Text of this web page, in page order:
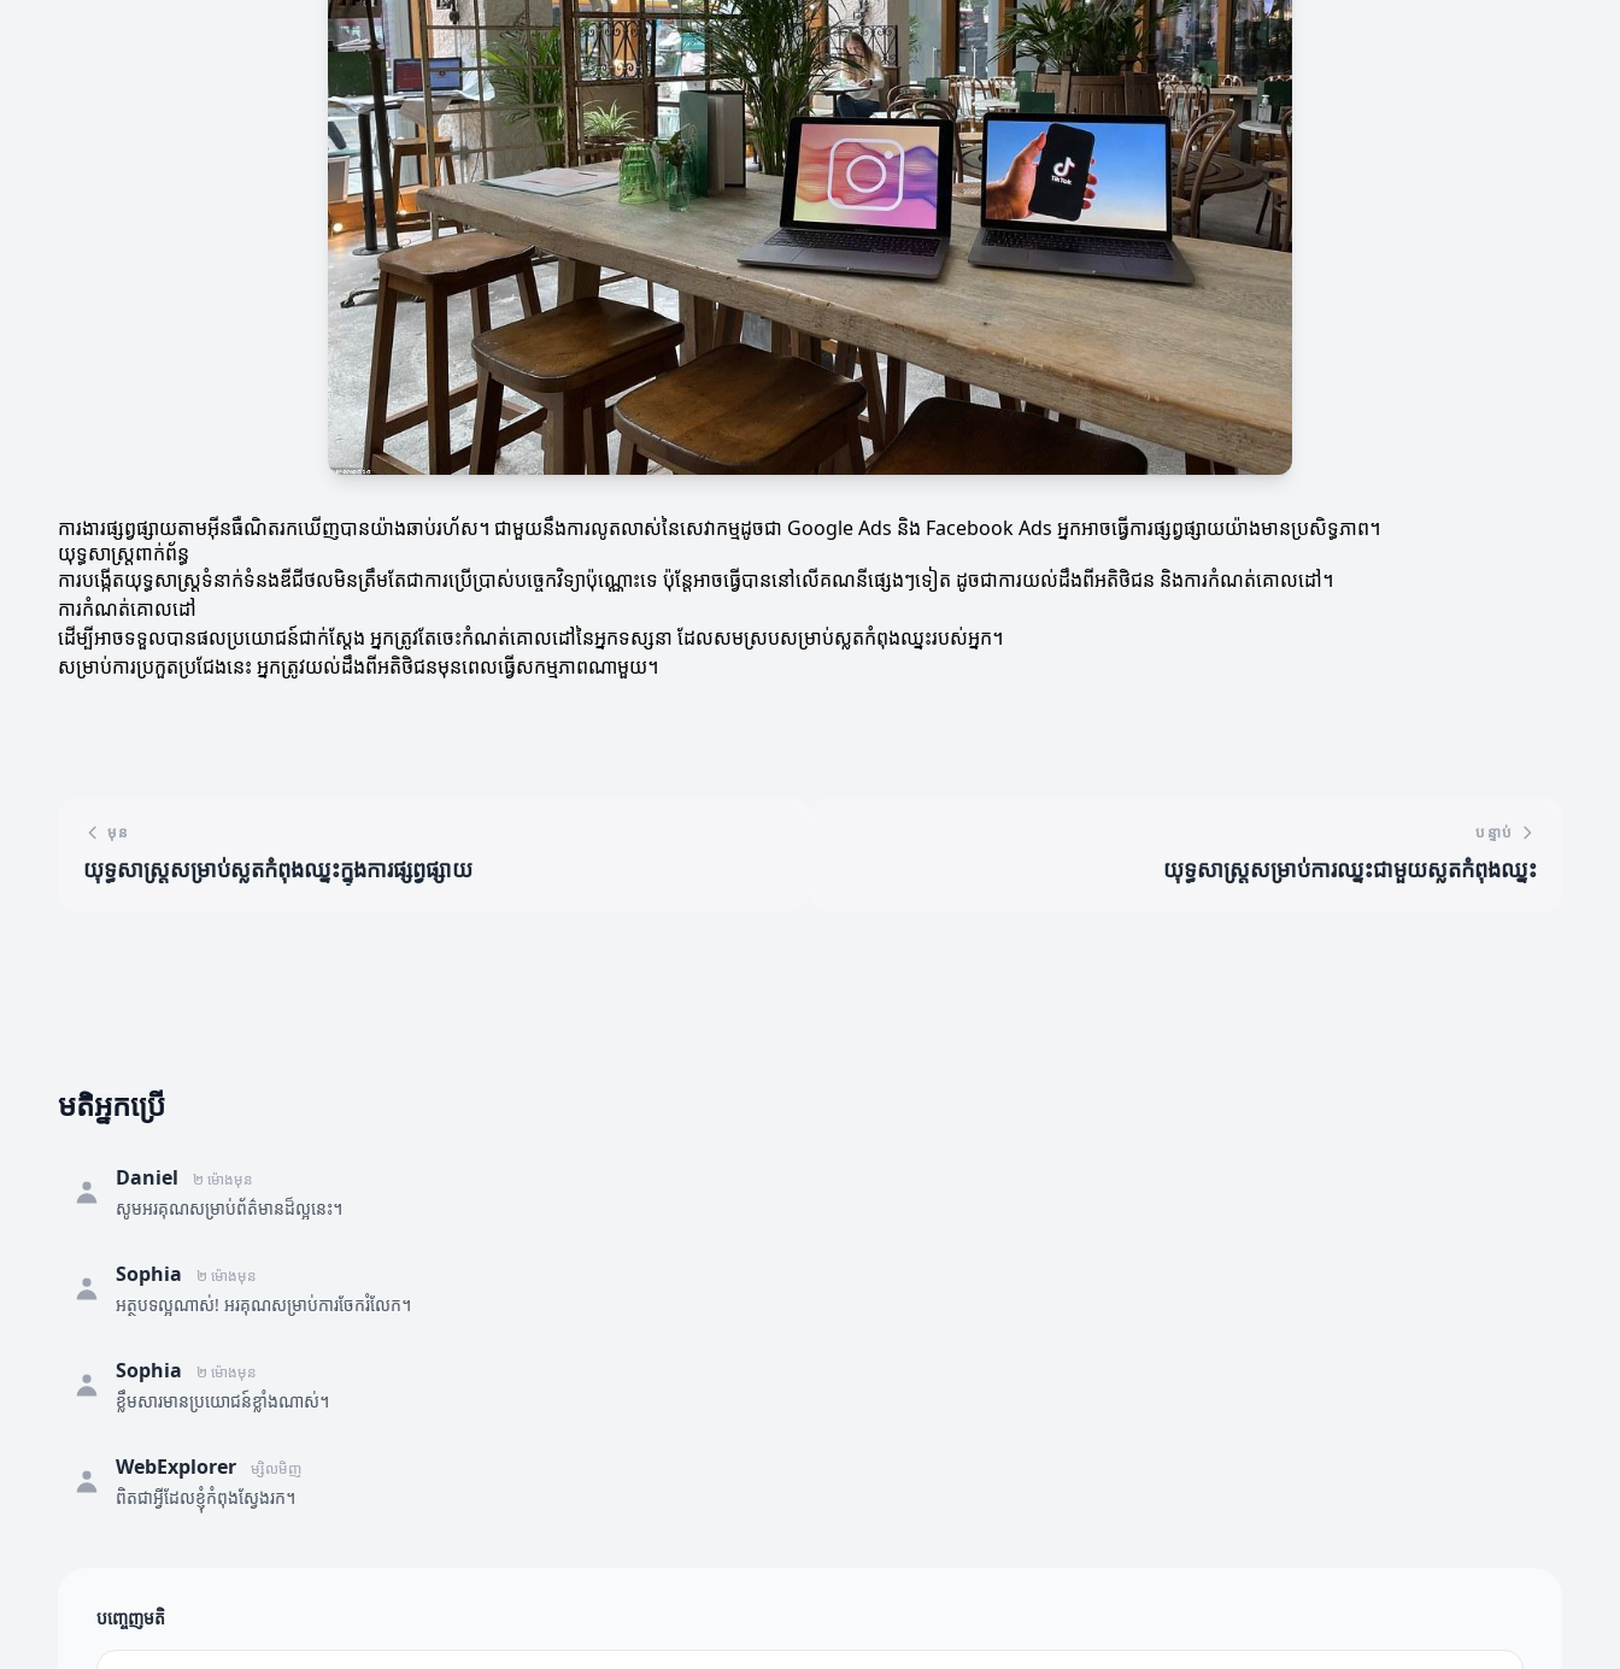
ការងារផ្សព្វផ្សាយតាមអ៊ីនធឺណិតរកឃើញបានយ៉ាងឆាប់រហ័ស។ ជាមួយនឹងការលូតលាស់នៃសេវាកម្មដូចជា Google Ads និង Facebook Ads អ្នកអាចធ្វើការផ្សព្វផ្សាយយ៉ាងមានប្រសិទ្ធភាព។
យុទ្ធសាស្ត្រពាក់ព័ន្ធ
ការបង្កើតយុទ្ធសាស្ត្រទំនាក់ទំនងឌីជីថលមិនត្រឹមតែជាការប្រើប្រាស់បច្ចេកវិទ្យាប៉ុណ្ណោះទេ ប៉ុន្តែអាចធ្វើបាននៅលើគណនីផ្សេងៗទៀត ដូចជាការយល់ដឹងពីអតិថិជន និងការកំណត់គោលដៅ។
ការកំណត់គោលដៅ
ដើម្បីអាចទទួលបានផលប្រយោជន៍ជាក់ស្តែង អ្នកត្រូវតែចេះកំណត់គោលដៅនៃអ្នកទស្សនា ដែលសមស្របសម្រាប់ស្លតកំពុងឈ្នះរបស់អ្នក។
សម្រាប់ការប្រកួតប្រជែងនេះ អ្នកត្រូវយល់ដឹងពីអតិថិជនមុនពេលធ្វើសកម្មភាពណាមួយ។
មុន
យុទ្ធសាស្ត្រសម្រាប់ស្លតកំពុងឈ្នះក្នុងការផ្សព្វផ្សាយ
បន្ទាប់
យុទ្ធសាស្ត្រសម្រាប់ការឈ្នះជាមួយស្លតកំពុងឈ្នះ
មតិអ្នកប្រើ
Daniel ២ ម៉ោងមុន
សូមអរគុណសម្រាប់ព័ត៌មានដ៏ល្អនេះ។
Sophia ២ ម៉ោងមុន
អត្ថបទល្អណាស់! អរគុណសម្រាប់ការចែករំលែក។
Sophia ២ ម៉ោងមុន
ខ្លឹមសារមានប្រយោជន៍ខ្លាំងណាស់។
WebExplorer ម្សិលមិញ
ពិតជាអ្វីដែលខ្ញុំកំពុងស្វែងរក។
បញ្ចេញមតិ